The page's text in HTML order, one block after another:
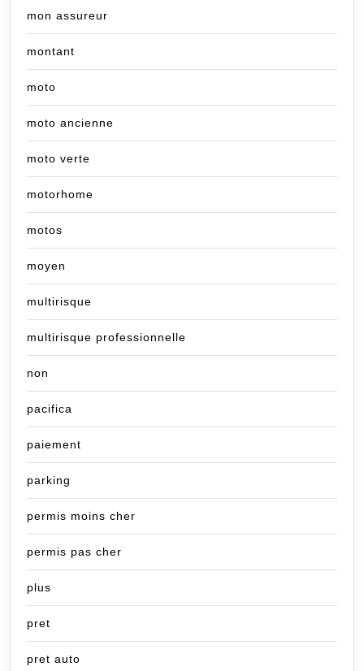
mon assureur
montant
moto
moto ancienne
moto verte
motorhome
motos
moyen
multirisque
multirisque professionnelle
non
pacifica
paiement
parking
permis moins cher
permis pas cher
plus
pret
pret auto